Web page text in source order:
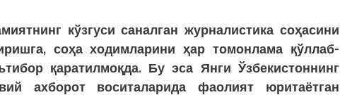
кўзгуси саналган журналистика соҳасини
соҳа ходимларини ҳар томонлама қўллаб-
қаратилмоқда. Бу эса Янги Ўзбекистоннинг
ахборот воситаларида фаолият юритаётган